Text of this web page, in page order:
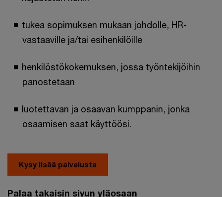
tukea sopimuksen mukaan johdolle, HR-
vastaaville ja/tai esihenkilöille
henkilöstökokemuksen, jossa työntekijöihin
panostetaan
luotettavan ja osaavan kumppanin, jonka
osaamisen saat käyttöösi.
Kysy lisää palvelusta
Palaa takaisin sivun yläosaan